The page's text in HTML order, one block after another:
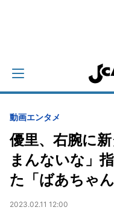
動画エンタメ
優里、右腕に
まんないな」
た「ばあちゃ
2023.02.11 12:00